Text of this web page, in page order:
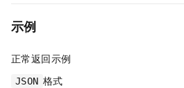
示例
正常返回示例
JSON 格式